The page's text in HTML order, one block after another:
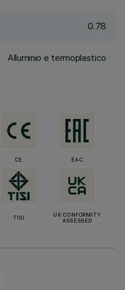
0.78
Alluminio e termoplastico
CE EAC
TISI
UK CONFORMITY
ASSESSED